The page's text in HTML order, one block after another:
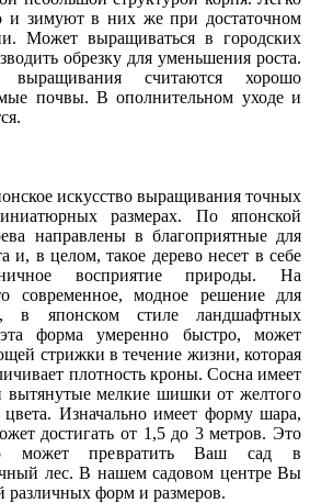
и зимуют в них же при достаточном
Может выращиваться в городских
обрезку для уменьшения роста.
считаются хорошо
почвы. В ополнительном уходе и
искусство выращивания точных
размерах. По японской
направлены в благоприятные для
и, в целом, такое дерево несет в себе
восприятие природы. На
современное, модное решение для
в японском стиле ландшафтных
форма умеренно быстро, может
стрижки в течение жизни, которая
плотность кроны. Сосна имеет
вытянутые мелкие шишки от желтого
цвета. Изначально имеет форму шара,
достигать от 1,5 до 3 метров. Это
может превратить Ваш сад в
лес. В нашем садовом центре Вы
различных форм и размеров.